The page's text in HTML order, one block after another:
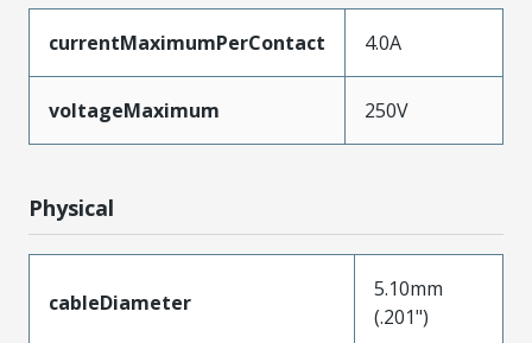
currentMaximumPerContact 4.0A
voltageMaximum 250V
Physical
cableDiameter
5.10mm
(.201")